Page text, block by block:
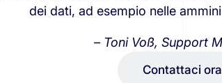
dei dati, ad esempio nelle
– Toni Voß, Support
Contattaci ora